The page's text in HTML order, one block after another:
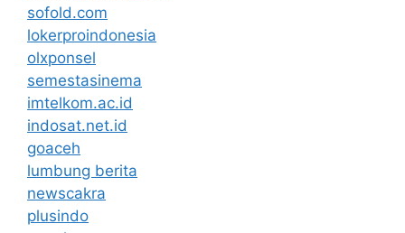
sofold.com
lokerproindonesia
olxponsel
semestasinema
imtelkom.ac.id
indosat.net.id
goaceh
lumbung berita
newscakra
plusindo